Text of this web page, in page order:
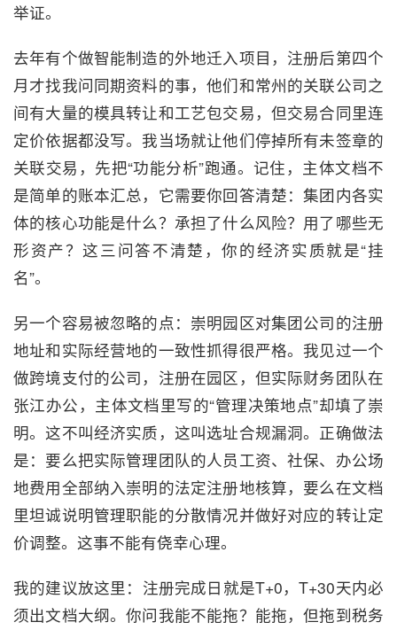
举证。
去年有个做智能制造的外地迁入项目，注册后第四个
月才找我问同期资料的事，他们和常州的关联公司之
间有大量的模具转让和工艺包交易，但交易合同里连
定价依据都没写。我当场就让他们停掉所有未签章的
关联交易，先把“功能分析”跑通。记住，主体文档不
是简单的账本汇总，它需要你回答清楚：集团内各实
体的核心功能是什么？承担了什么风险？用了哪些无
形资产？这三问答不清楚，你的经济实质就是“挂
名”。
另一个容易被忽略的点：崇明园区对集团公司的注册
地址和实际经营地的一致性抓得很严格。我见过一个
做跨境支付的公司，注册在园区，但实际财务团队在
张江办公，主体文档里写的“管理决策地点”却填了崇
明。这不叫经济实质，这叫选址合规漏洞。正确做法
是：要么把实际管理团队的人员工资、社保、办公场
地费用全部纳入崇明的法定注册地核算，要么在文档
里坦诚说明管理职能的分散情况并做好对应的转让定
价调整。这事不能有侥幸心理。
我的建议放这里：注册完成日就是T+0，T+30天内必
须出文档大纲。你问我能不能拖？能拖，但拖到税务